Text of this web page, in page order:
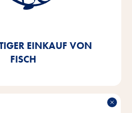
EINKAUF VON
FISCH
die wir in unseren Produkten
dies bereits.